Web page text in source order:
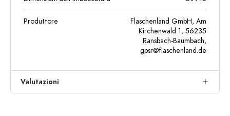
Produttore
Flaschenland GmbH, Am
Kirchenwald 1, 56235
Ransbach-Baumbach,
gpsr@flaschenland.de
Valutazioni